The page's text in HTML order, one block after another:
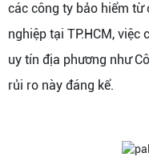
các công ty bảo hiểm
nghiệp tại TP.HCM, việc
uy tín địa phương như
rủi ro này đáng kể.